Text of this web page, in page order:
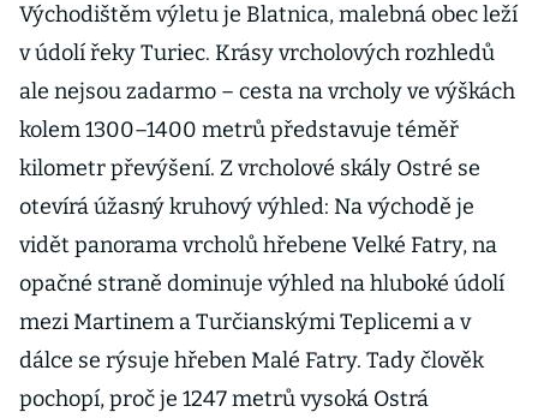
Východištěm výletu je Blatnica, malebná obec leží
v údolí řeky Turiec. Krásy vrcholových rozhledů
ale nejsou zadarmo – cesta na vrcholy ve výškách
kolem 1300–1400 metrů představuje téměř
kilometr převýšení. Z vrcholové skály Ostré se
otevírá úžasný kruhový výhled: Na východě je
vidět panorama vrcholů hřebene Velké Fatry, na
opačné straně dominuje výhled na hluboké údolí
mezi Martinem a Turčianskými Teplicemi a v
dálce se rýsuje hřeben Malé Fatry. Tady člověk
pochopí, proč je 1247 metrů vysoká Ostrá